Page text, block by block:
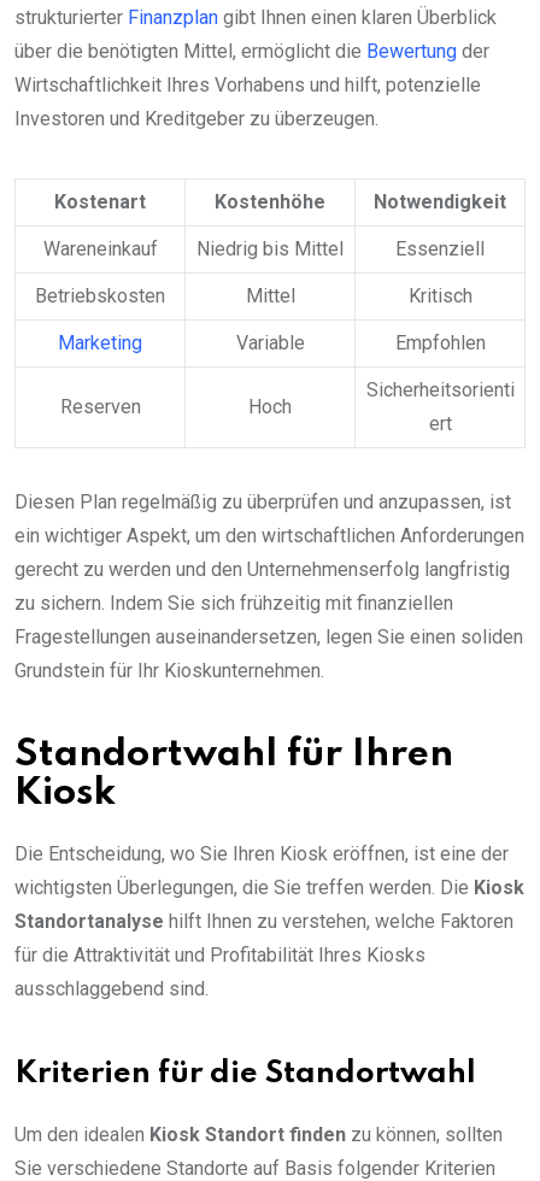
strukturierter Finanzplan gibt Ihnen einen klaren Überblick
über die benötigten Mittel, ermöglicht die Bewertung der
Wirtschaftlichkeit Ihres Vorhabens und hilft, potenzielle
Investoren und Kreditgeber zu überzeugen.
Kostenart Kostenhöhe Notwendigkeit
Wareneinkauf Niedrig bis Mittel Essenziell
Betriebskosten Mittel Kritisch
Marketing Variable Empfohlen
Reserven Hoch
Sicherheitsorienti
ert
Diesen Plan regelmäßig zu überprüfen und anzupassen, ist
ein wichtiger Aspekt, um den wirtschaftlichen Anforderungen
gerecht zu werden und den Unternehmenserfolg langfristig
zu sichern. Indem Sie sich frühzeitig mit finanziellen
Fragestellungen auseinandersetzen, legen Sie einen soliden
Grundstein für Ihr Kioskunternehmen.
Standortwahl für Ihren
Kiosk
Die Entscheidung, wo Sie Ihren Kiosk eröffnen, ist eine der
wichtigsten Überlegungen, die Sie treffen werden. Die Kiosk
Standortanalyse hilft Ihnen zu verstehen, welche Faktoren
für die Attraktivität und Profitabilität Ihres Kiosks
ausschlaggebend sind.
Kriterien für die Standortwahl
Um den idealen Kiosk Standort finden zu können, sollten
Sie verschiedene Standorte auf Basis folgender Kriterien